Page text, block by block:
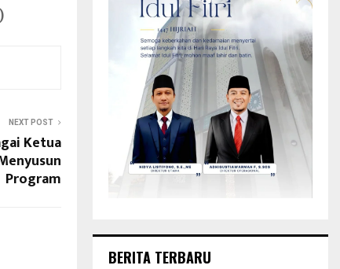
NEXT POST
Ketua
Program
BERITA TERBARU